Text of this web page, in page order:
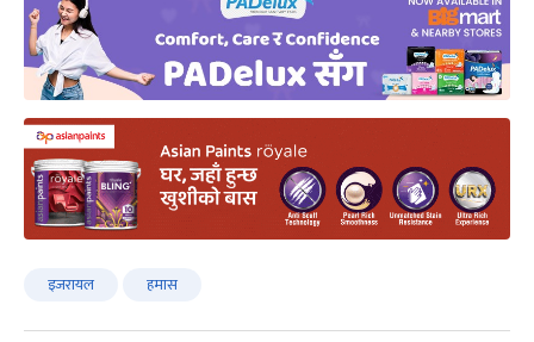
इजरायल हमास